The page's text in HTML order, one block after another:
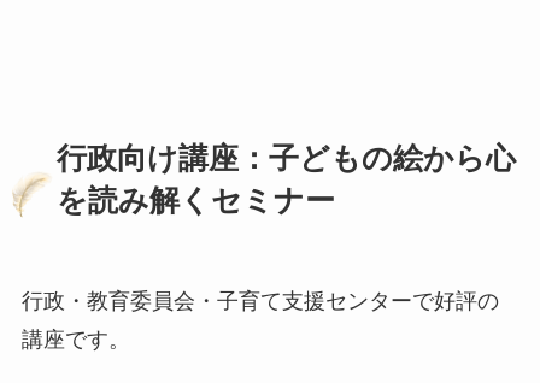
行政向け講座：子どもの絵から心
を読み解くセミナー
行政・教育委員会・子育て支援センターで好評の
講座です。